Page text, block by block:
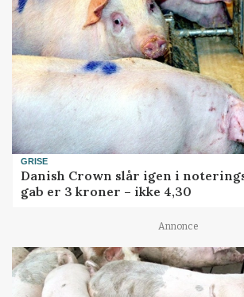
GRISE
Danish Crown slår igen i
gab er 3 kroner – ikke 4,30
Annonce